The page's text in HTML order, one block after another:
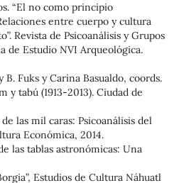
“El no como principio
entre cuerpo y cultura
Revista de Psicoanálisis y Grupos
de Estudio NVI Arqueológica.
Fuks y Carina Basualdo, coords.
y tabú (1913-2013). Ciudad de
las mil caras: Psicoanálisis del
Económica, 2014.
las tablas astronómicas: Una
Estudios de Cultura Náhuatl